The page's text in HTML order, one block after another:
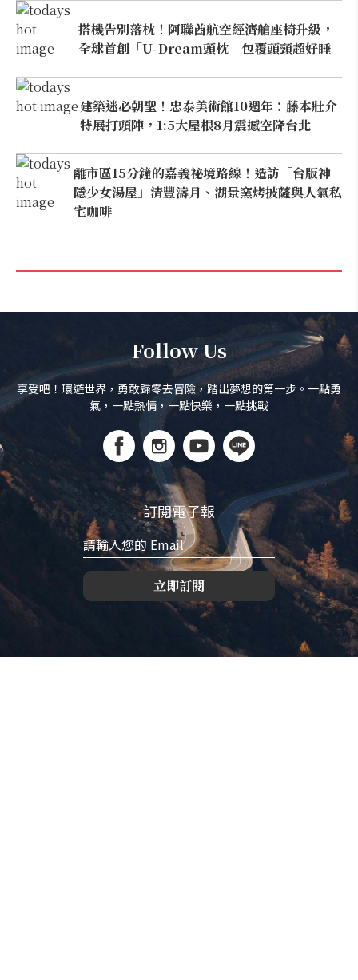
搭機告別落枕！阿聯酋航空經濟艙座椅升級，
全球首創「U-Dream頭枕」包覆頭頸超好睡
建築迷必朝聖！忠泰美術館10週年：藤本壯介
特展打頭陣，1:5大屋根8月震撼空降台北
離市區15分鐘的嘉義祕境路線！造訪「台版神
隱少女湯屋」清豐濤月、湖景窯烤披薩與人氣私
宅咖啡
Follow Us
享受吧！環遊世界，勇敢歸零去冒險，踏出夢想的第一步。一點勇
氣，一點熱情，一點快樂，一點挑戰
訂閱電子報
立即訂閱